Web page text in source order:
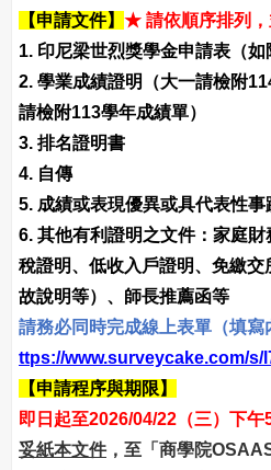
【申請文件】 ★ 請依順序排列
1. 印尼梁世烈獎學金申請表（如
2. 學業成績證明（大一請檢附
請檢附113學年成績單）
3. 排名證明書
4. 自傳
5. 成績或表現優異或具代表性事
6. 其他有利證明之文件：家庭
稅證明、低收入戶證明、免繳
故說明等）、師長推薦函等
請務必同時完成線上表單（填寫
ttps://www.surveycake.com/s/
【申請程序與期限】
即日起至2026/04/22（三）下午
妥紙本文件，至「商學院